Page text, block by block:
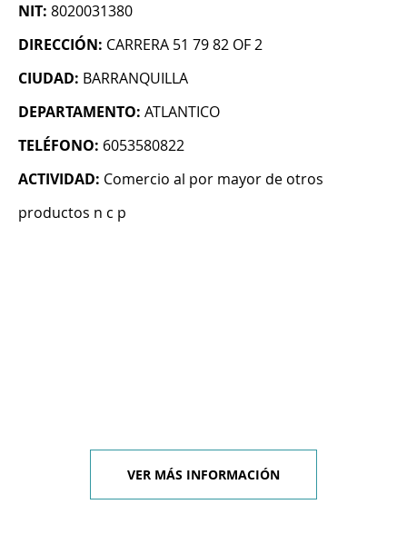
NIT: 8020031380
DIRECCIÓN: CARRERA 51 79 82 OF 2
CIUDAD: BARRANQUILLA
DEPARTAMENTO: ATLANTICO
TELÉFONO: 6053580822
ACTIVIDAD: Comercio al por mayor de otros
productos n c p
VER MÁS INFORMACIÓN